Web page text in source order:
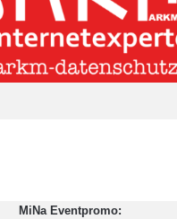
Rheinische Post
MiNa Eventpromo: